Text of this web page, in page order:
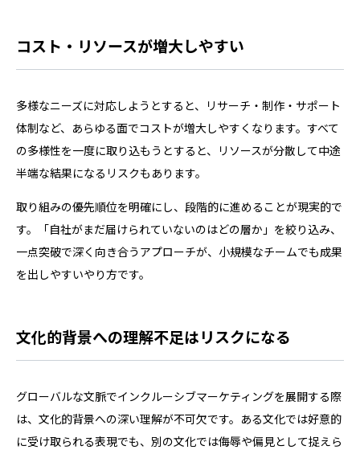
コスト・リソースが増大しやすい
多様なニーズに対応しようとすると、リサーチ・制作・サポート
体制など、あらゆる面でコストが増大しやすくなります。すべて
の多様性を一度に取り込もうとすると、リソースが分散して中途
半端な結果になるリスクもあります。
取り組みの優先順位を明確にし、段階的に進めることが現実的で
す。「自社がまだ届けられていないのはどの層か」を絞り込み、
一点突破で深く向き合うアプローチが、小規模なチームでも成果
を出しやすいやり方です。
文化的背景への理解不足はリスクになる
グローバルな文脈でインクルーシブマーケティングを展開する際
は、文化的背景への深い理解が不可欠です。ある文化では好意的
に受け取られる表現でも、別の文化では侮辱や偏見として捉えら